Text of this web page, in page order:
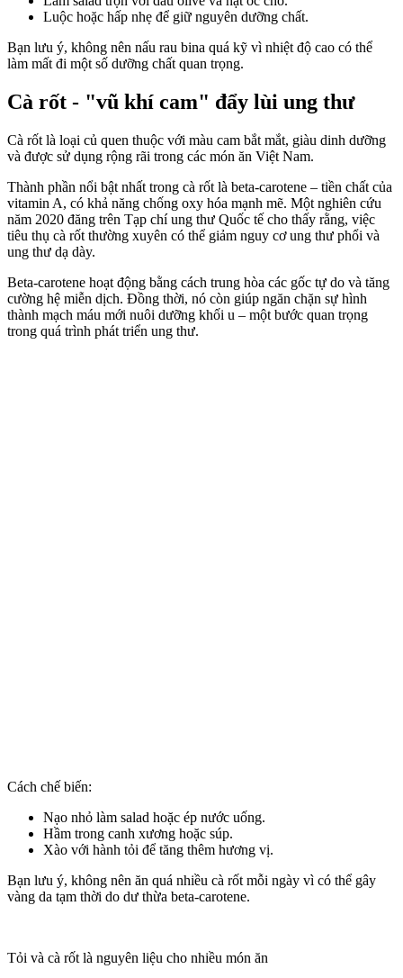
Luộc hoặc hấp nhẹ để giữ nguyên dưỡng chất.
Bạn lưu ý, không nên nấu rau bina quá kỹ vì nhiệt độ cao có thể
làm mất đi một số dưỡng chất quan trọng.
Cà rốt - "vũ khí cam" đẩy lùi ung thư
Cà rốt là loại củ quen thuộc với màu cam bắt mắt, giàu dinh dưỡng
và được sử dụng rộng rãi trong các món ăn Việt Nam.
Thành phần nổi bật nhất trong cà rốt là beta-carotene – tiền chất của
vitamin A, có khả năng chống oxy hóa mạnh mẽ. Một nghiên cứu
năm 2020 đăng trên Tạp chí ung thư Quốc tế cho thấy rằng, việc
tiêu thụ cà rốt thường xuyên có thể giảm nguy cơ ung thư phổi và
ung thư dạ dày.
Beta-carotene hoạt động bằng cách trung hòa các gốc tự do và tăng
cường hệ miễn dịch. Đồng thời, nó còn giúp ngăn chặn sự hình
thành mạch máu mới nuôi dưỡng khối u – một bước quan trọng
trong quá trình phát triển ung thư.
Cách chế biến:
Nạo nhỏ làm salad hoặc ép nước uống.
Hầm trong canh xương hoặc súp.
Xào với hành tỏi để tăng thêm hương vị.
Bạn lưu ý, không nên ăn quá nhiều cà rốt mỗi ngày vì có thể gây
vàng da tạm thời do dư thừa beta-carotene.
Tỏi và cà rốt là nguyên liệu cho nhiều món ăn